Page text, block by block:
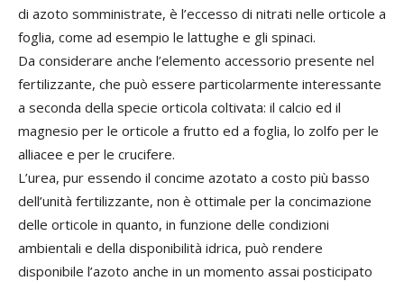
di azoto somministrate, è l’eccesso di nitrati nelle orticole a
foglia, come ad esempio le lattughe e gli spinaci.
Da considerare anche l’elemento accessorio presente nel
fertilizzante, che può essere particolarmente interessante
a seconda della specie orticola coltivata: il calcio ed il
magnesio per le orticole a frutto ed a foglia, lo zolfo per le
alliacee e per le crucifere.
L’urea, pur essendo il concime azotato a costo più basso
dell’unità fertilizzante, non è ottimale per la concimazione
delle orticole in quanto, in funzione delle condizioni
ambientali e della disponibilità idrica, può rendere
disponibile l’azoto anche in un momento assai posticipato